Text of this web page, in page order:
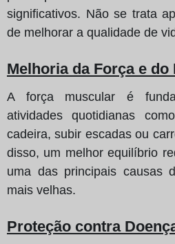
significativos. Não se trata
de melhorar a qualidade de
Melhoria da Força e
A força muscular é
atividades quotidianas
cadeira, subir escadas ou
disso, um melhor equilíbrio
uma das principais causas
mais velhas.
Proteção contra